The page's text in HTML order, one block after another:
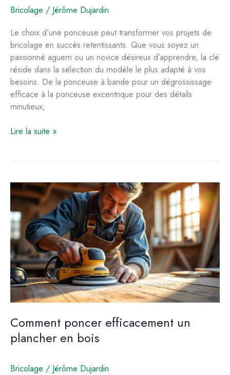
Bricolage / Jérôme Dujardin
Le choix d’une ponceuse peut transformer vos projets de
bricolage en succès retentissants. Que vous soyez un
passionné aguerri ou un novice désireux d’apprendre, la clé
réside dans la sélection du modèle le plus adapté à vos
besoins. De la ponceuse à bande pour un dégrossissage
efficace à la ponceuse excentrique pour des détails
minutieux,
Comment
adaptée
à
vos
besoins
Lire la suite »
Comment poncer efficacement un
plancher en bois
Bricolage / Jérôme Dujardin